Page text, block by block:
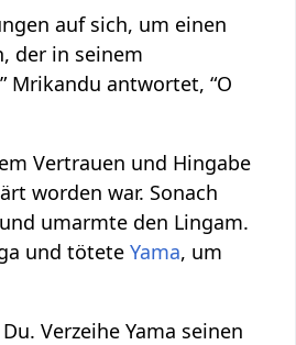
auf sich, um einen
der in seinem
Mrikandu antwortet, “O
Vertrauen und Hingabe
worden war. Sonach
umarmte den Lingam.
und töteteYama, um
Verzeihe Yama seinen